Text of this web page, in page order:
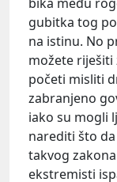
gubitka tog
na istinu. No
možete riješiti
početi misliti
zabranjeno
iako su mogli
narediti što
takvog
ekstremisti